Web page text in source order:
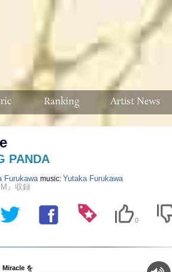
PANDA
Furukawa music: Yutaka Furukawa
』収録
0
Miracle を